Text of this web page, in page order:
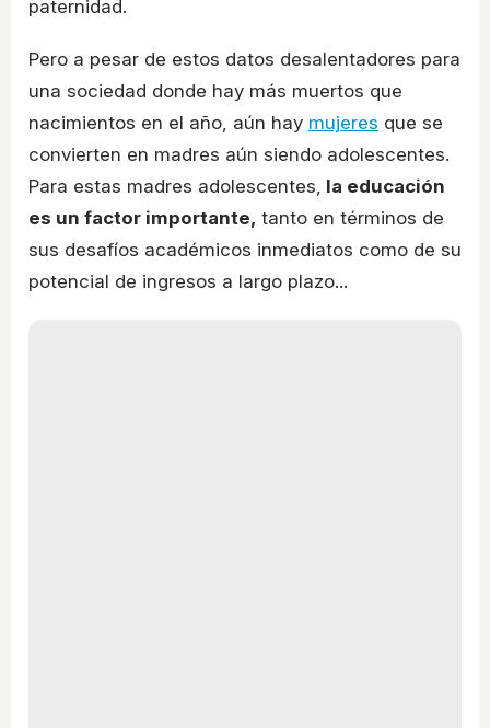
paternidad.
Pero a pesar de estos datos desalentadores para
una sociedad donde hay más muertos que
nacimientos en el año, aún hay mujeres que se
convierten en madres aún siendo adolescentes.
Para estas madres adolescentes, la educación
es un factor importante, tanto en términos de
sus desafíos académicos inmediatos como de su
potencial de ingresos a largo plazo...